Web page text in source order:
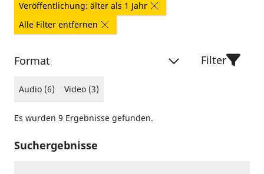
Veröffentlichung: älter als 1 Jahr
Alle Filter entfernen
Format
Audio (6) Video (3)
Filter
Es wurden 9 Ergebnisse gefunden.
Suchergebnisse